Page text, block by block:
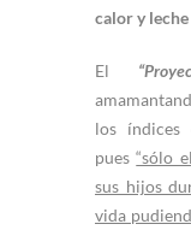
calor y
El
los índices
pues“sólo
sus hijos
vida